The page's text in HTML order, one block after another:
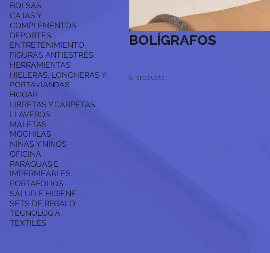
BOLSAS
CAJAS Y
COMPLEMENTOS
DEPORTES
ENTRETENIMIENTO
FIGURAS ANTIESTRÉS
HERRAMIENTAS
HIELERAS, LONCHERAS Y
PORTAVIANDAS
HOGAR
LIBRETAS Y CARPETAS
LLAVEROS
MALETAS
MOCHILAS
NIÑAS Y NIÑOS
OFICINA
PARAGUAS E
IMPERMEABLES
PORTAFOLIOS
SALUD E HIGIENE
SETS DE REGALO
TECNOLOGÍA
TEXTILES
BOLÍGRAFOS
0 products